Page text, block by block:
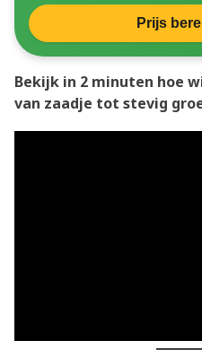
Prijs
Bekijk in 2 minuten hoe
van zaadje tot stevig